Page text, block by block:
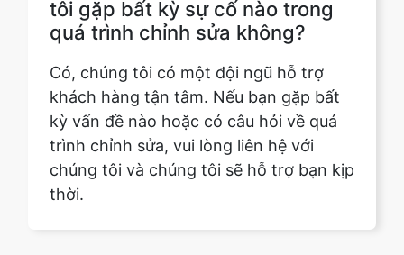
khách hàng tận tâm. Nếu bạn gặp bất
kỳ vấn đề nào hoặc có câu hỏi về quá
trình chỉnh sửa, vui lòng liên hệ với
chúng tôi và chúng tôi sẽ hỗ trợ bạn kịp
thời.